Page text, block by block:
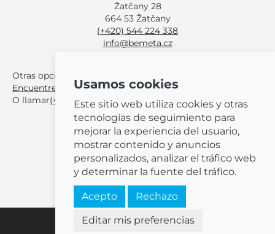
Žatčany 28
664 53 Žatčany
(+420) 544 224 338
info@bemeta.cz
Otras opciones de compra:
Encuentre un distribuidor cerca de usted
O llamar(+420) 544 224 338.
© 2026 BEMETA
Usamos cookies
Este sitio web utiliza cookies y otras
tecnologías de seguimiento para
mejorar la experiencia del usuario,
mostrar contenido y anuncios
personalizados, analizar el tráfico web
y determinar la fuente del tráfico.
Acepto Rechazo
Editar mis preferencias